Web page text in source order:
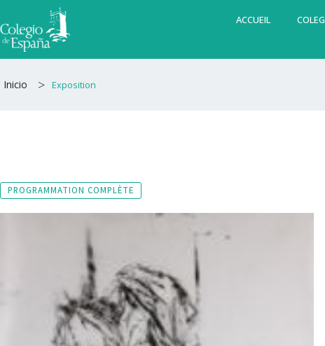
au
contenu
ACCUEIL
Inicio > Exposition
PROGRAMMATION COMPLÈTE